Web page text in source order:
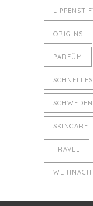
ORIGINS
PARFÜM
SCHWEDEN
SKINCARE
TRAVEL